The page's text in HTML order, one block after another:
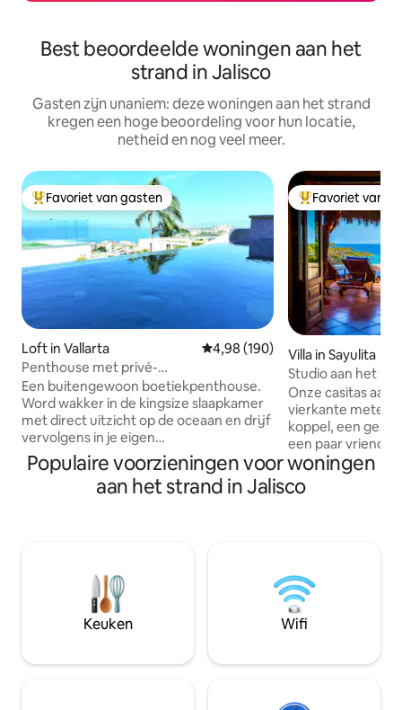
Best beoordeelde woningen aan het
strand in Jalisco
Gasten zijn unaniem: deze woningen aan het strand
kregen een hoge beoordeling voor hun locatie,
netheid en nog veel meer.
Topfavoriet van gasten
Favoriet van gasten
Loft in Vallarta Gemiddelde beoordeling van
4,98 (190)
Penthouse met privé-
overloopzwembad, uitzicht op de
oceaan en strand
Een buitengewoon boetiekpenthouse.
Word wakker in de kingsize slaapkamer
met direct uitzicht op de oceaan en drijf
vervolgens in je eigen
overloopzwembad terwijl de Stille
Oceaan zich uitstrekt tot aan de horizon.
Perfect voor een romantisch uitje. Het
alles wat je nodig hebt om nooit meer
weg te willen + toplocatie: slechts 2
blokken van Camarones Beach en de
Malecon-promenade, en op een
en kunstgaleries
Topfavoriet van
Favoriet van
Villa in Sayulita
Studio aan het
Onze casitas aan
vierkante meter
koppel, een
een paar
casitas zorgen
binnen de
indeling. De
brengen. Houd
onze Casitas #1-
indeling en
oceaan delen.
casitas.
Populaire voorzieningen voor woningen
aan het strand in Jalisco
Keuken Wifi